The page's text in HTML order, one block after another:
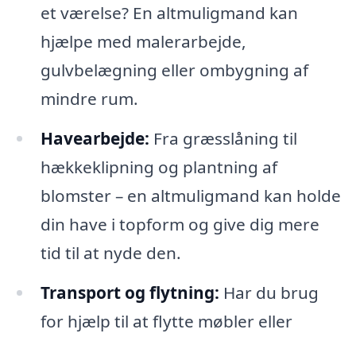
et værelse? En altmuligmand kan
hjælpe med malerarbejde,
gulvbelægning eller ombygning af
mindre rum.
Havearbejde: Fra græsslåning til
hækkeklipning og plantning af
blomster – en altmuligmand kan holde
din have i topform og give dig mere
tid til at nyde den.
Transport og flytning: Har du brug
for hjælp til at flytte møbler eller